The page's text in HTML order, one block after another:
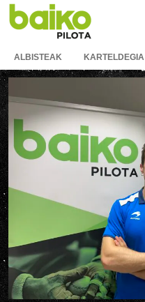
ALBISTEAK KARTELDEGIA